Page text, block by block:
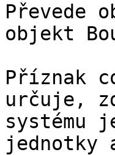
Převede
objekt
Příznak
určuje,
systému
jednotky